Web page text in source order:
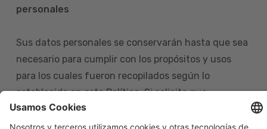
personales
Sus datos personales se conservarán hasta que sea
necesario para cumplir con los propósitos y usos
para los cuales fueron recopilados según lo
establecido en esta Política. Si solicita que
eliminemos sus datos personales de nuestras bases
de datos, tenga en cuenta que igualmente